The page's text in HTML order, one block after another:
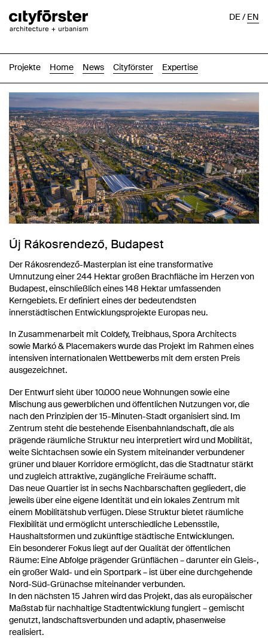
Projekte Home News Cityförster Expertise
DE/EN
Új Rákosrendező, Budapest
Der Rákosrendező-Masterplan ist eine transformative
Umnutzung einer 244 Hektar großen Brachfläche im Herzen von
Budapest, einschließlich eines 148 Hektar umfassenden
Kerngebiets. Er definiert eines der bedeutendsten
innerstädtischen Entwicklungsprojekte Europas neu.
In Zusammenarbeit mit Coldefy, Treibhaus, Spora Architects
sowie Markó & Placemakers wurde das Projekt im Rahmen eines
intensiven internationalen Wettbewerbs mit dem ersten Preis
ausgezeichnet.
Der Entwurf sieht über 10.000 neue Wohnungen sowie eine
Mischung aus gewerblichen und öffentlichen Nutzungen vor, die
nach den Prinzipien der 15-Minuten-Stadt organisiert sind. Im
Zentrum steht die bestehende Eisenbahnlandschaft, die als
prägende räumliche Struktur neu interpretiert wird und Mobilität,
weite Sichtachsen sowie ein System miteinander verbundener
grüner und blauer Korridore ermöglicht, das die Stadtnatur stärkt
und zugleich attraktive, zugängliche Freiräume schafft.
Das neue Quartier ist in sechs Nachbarschaften gegliedert, die
jeweils über eine eigene Identität und ein lokales Zentrum mit
einem Mobilitätshub verfügen. Diese Struktur bietet räumliche
Flexibilität und ermöglicht unterschiedliche Lebensstile,
Haushaltsformen und zukünftige städtische Entwicklungen.
Ein besonderer Fokus liegt auf der Qualität der öffentlichen
Räume: Eine Abfolge prägender Grünflächen – darunter ein Gleis-,
ein großer Wald- und ein Sportpark – ist über eine durchgehende
Nord-Süd-Grünachse miteinander verbunden.
In den nächsten 15 Jahren wird das Projekt, das als europäischer
Maßstab für nachhaltige Stadtentwicklung fungiert – gemischt
genutzt, landschaftsverbunden und adaptiv, phasenweise
realisiert.